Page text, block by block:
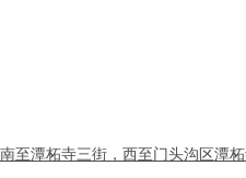
至潭柘寺三街，西至门头沟区潭